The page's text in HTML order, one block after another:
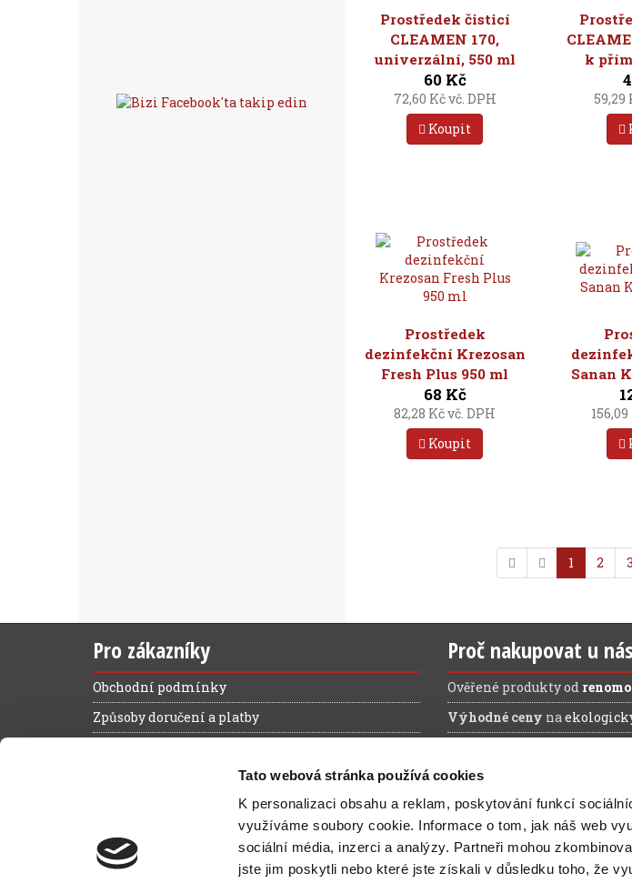
Tato webová stránka používá cookies
K personalizaci obsahu a reklam, poskytování funkcí
využíváme soubory cookie. Informace o tom, jak náš web
sociální média, inzerci a analýzy. Partneři mohou
jste jim poskytli nebo které jste získali v důsledku toho, že
Prostředek čisticí
CLEAMEN 170,
univerzální, 550 ml
60 Kč
72,60 Kč vč. DPH
Koupit
k
59,29
Prostředek
dezinfekční Krezosan
Fresh Plus 950 ml
68 Kč
82,28 Kč vč. DPH
Koupit
Sanan
1 2 3
Pro zákazníky
Obchodní podmínky
Způsoby doručení a platby
Ochrana osobních údajů
Magazín zelená kancelář
Kontakt
Proč nakupovat u nás
Ověřené produkty od
Výhodné ceny na